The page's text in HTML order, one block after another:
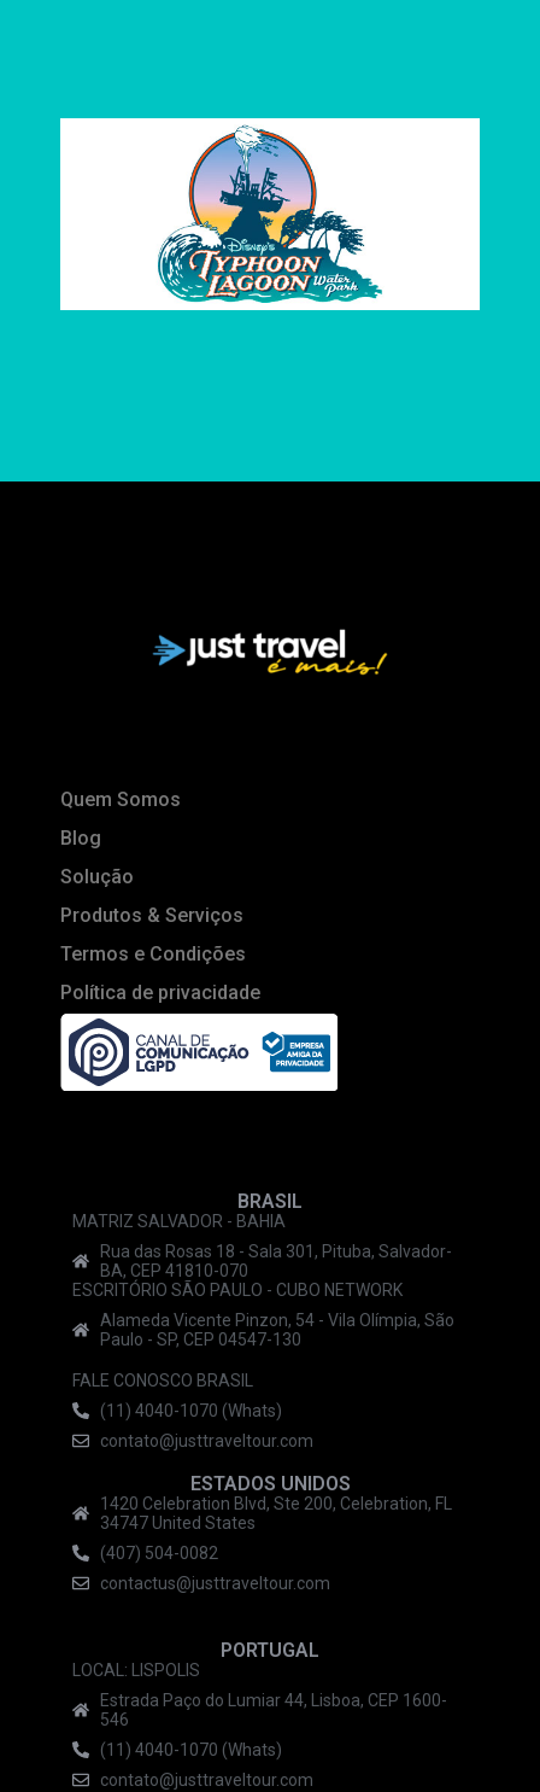
Quem Somos
Blog
Solução
Produtos & Serviços
Termos e Condições
Política de privacidade
BRASIL
MATRIZ SALVADOR - BAHIA
Rua das Rosas 18 - Sala 301, Pituba, Salvador-
BA, CEP 41810-070
ESCRITÓRIO SÃO PAULO - CUBO NETWORK
Alameda Vicente Pinzon, 54 - Vila Olímpia, São
Paulo - SP, CEP 04547-130
FALE CONOSCO BRASIL
(11) 4040-1070 (Whats)
contato@justtraveltour.com
ESTADOS UNIDOS
1420 Celebration Blvd, Ste 200, Celebration, FL
34747 United States
(407) 504-0082
contactus@justtraveltour.com
PORTUGAL
LOCAL: LISPOLIS
Estrada Paço do Lumiar 44, Lisboa, CEP 1600-
546
(11) 4040-1070 (Whats)
contato@justtraveltour.com